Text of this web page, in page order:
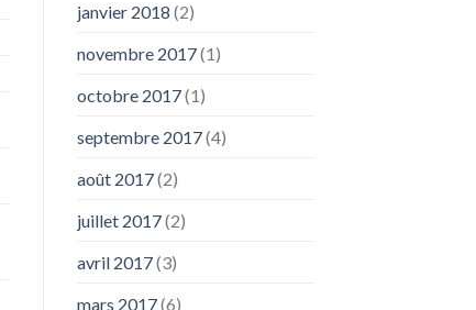
janvier 2018 (2)
novembre 2017(1)
octobre 2017(1)
septembre 2017(4)
août 2017(2)
juillet 2017(2)
avril 2017(3)
mars 2017(6)